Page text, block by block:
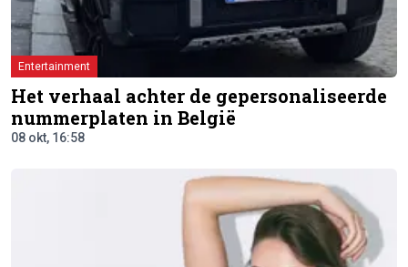
Entertainment
Het verhaal achter de gepersonaliseerde
nummerplaten in België
08 okt, 16:58